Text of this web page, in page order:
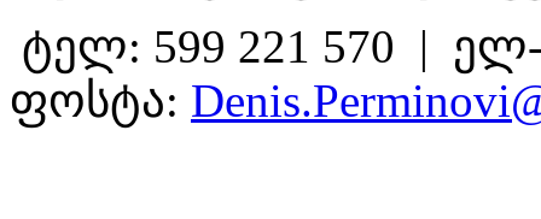
ტელ: 599 221 570 |
ფოსტა: